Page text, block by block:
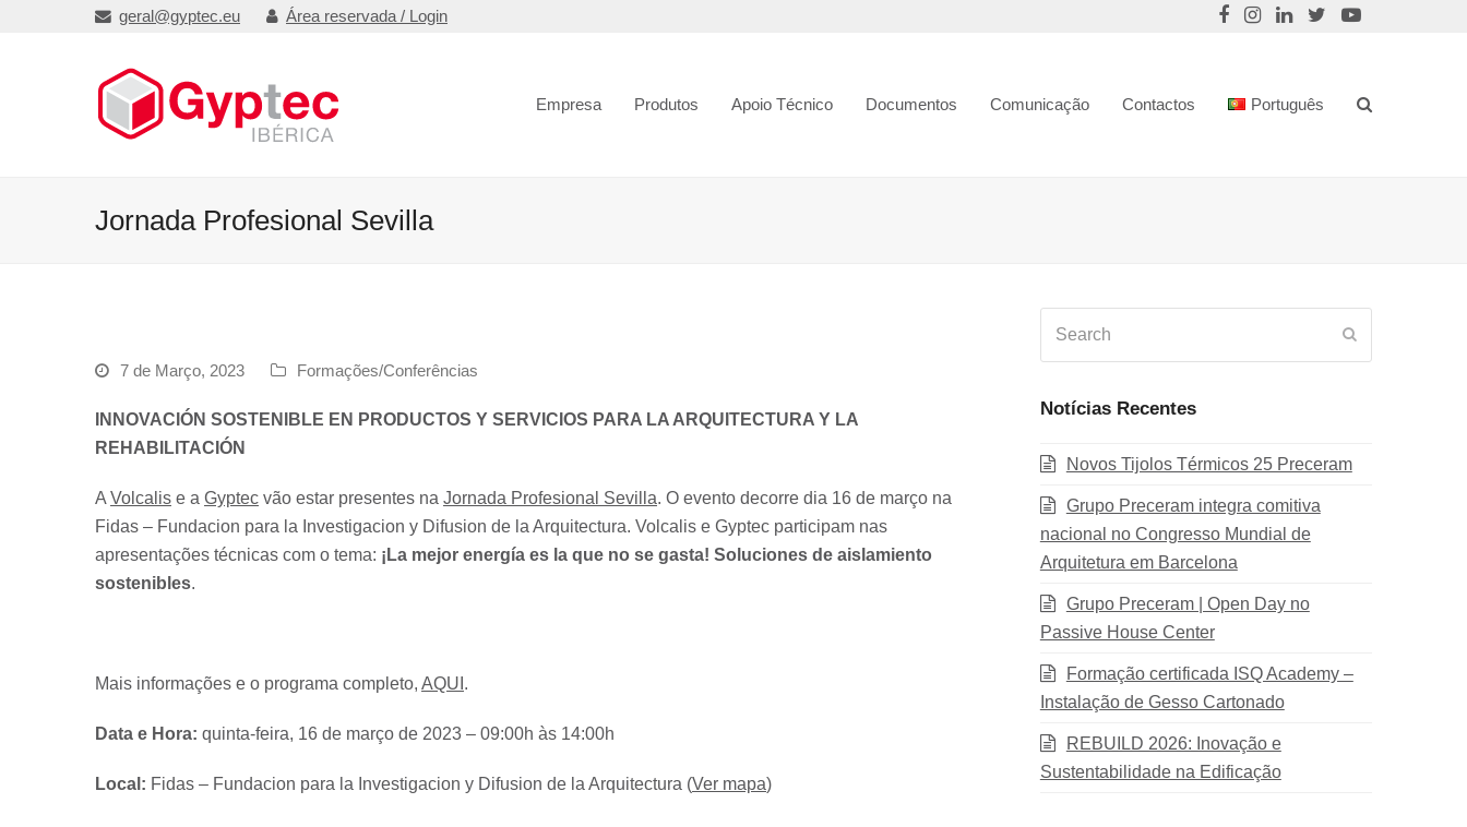
geral@gyptec.eu Área reservada / Login
Empresa Produtos Apoio Técnico Documentos Comunicação Contactos Português
Jornada Profesional Sevilla
7 de Março, 2023 Formações/Conferências
INNOVACIÓN SOSTENIBLE EN PRODUCTOS Y SERVICIOS PARA LA ARQUITECTURA Y LA
REHABILITACIÓN
A Volcalis e a Gyptec vão estar presentes na Jornada Profesional Sevilla. O evento decorre dia 16 de março na
Fidas – Fundacion para la Investigacion y Difusion de la Arquitectura. Volcalis e Gyptec participam nas
apresentações técnicas com o tema: ¡La mejor energía es la que no se gasta! Soluciones de aislamiento
sostenibles.
Mais informações e o programa completo, AQUI .
Data e Hora: quinta-feira, 16 de março de 2023 – 09:00h às 14:00h
Local: Fidas – Fundacion para la Investigacion y Difusion de la Arquitectura (Ver mapa)
Notícias Recentes
Novos Tijolos Térmicos 25 Preceram
Grupo Preceram integra comitiva
nacional no Congresso Mundial de
Arquitetura em Barcelona
Grupo Preceram | Open Day no
Passive House Center
Formação certificada ISQ Academy –
Instalação de Gesso Cartonado
REBUILD 2026: Inovação e
Sustentabilidade na Edificação